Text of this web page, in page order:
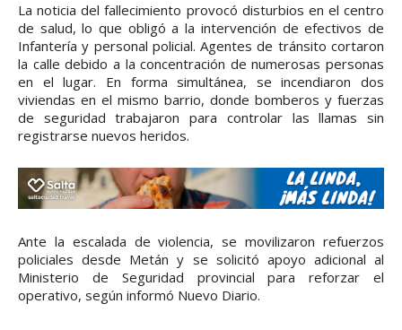
La noticia del fallecimiento provocó disturbios en el centro
de salud, lo que obligó a la intervención de efectivos de
Infantería y personal policial. Agentes de tránsito cortaron
la calle debido a la concentración de numerosas personas
en el lugar. En forma simultánea, se incendiaron dos
viviendas en el mismo barrio, donde bomberos y fuerzas
de seguridad trabajaron para controlar las llamas sin
registrarse nuevos heridos.
Ante la escalada de violencia, se movilizaron refuerzos
policiales desde Metán y se solicitó apoyo adicional al
Ministerio de Seguridad provincial para reforzar el
operativo, según informó Nuevo Diario.